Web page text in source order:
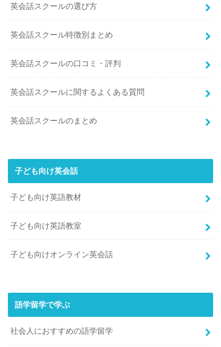
英会話スクールの選び方
英会話スクール特徴別まとめ
英会話スクールの口コミ・評判
英会話スクールに関するよくある質問
英会話スクールのまとめ
子ども向け英会話
子ども向け英語教材
子ども向け英語教室
子ども向けオンライン英会話
語学留学で学ぶ
社会人におすすめの語学留学